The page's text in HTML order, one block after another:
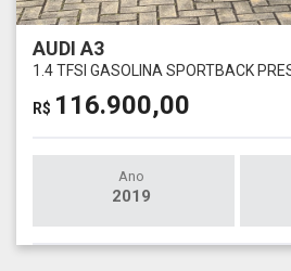
AUDI A3
1.4 TFSI GASOLINA SPORTBACK
R$ 116.900,00
Ano
2019